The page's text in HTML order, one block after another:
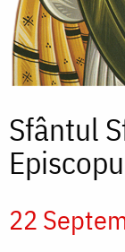
Sfântul
22